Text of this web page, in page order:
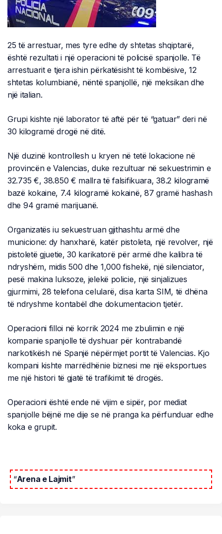
25 të arrestuar, mes tyre edhe dy shtetas shqiptarë,
është rezultati i një operacioni të policisë spanjolle. Të
arrestuarit e tjera ishin përkatësisht të kombësive, 12
shtetas kolumbianë, nëntë spanjollë, një meksikan dhe
një italian.
Grupi kishte një laborator të aftë për të “gatuar” deri në
30 kilogramë drogë në ditë.
Një duzinë kontrollesh u kryen në tetë lokacione në
provincën e Valencias, duke rezultuar në sekuestrimin e
32.735 €, 38.850 € mallra të falsifikuara, 38.2 kilogramë
bazë kokaine, 7.4 kilogramë kokainë, 87 gramë hashash
dhe 94 gramë marijuanë.
Organizatës iu sekuestruan gjithashtu armë dhe
municione: dy hanxharë, katër pistoleta, një revolver, një
pistoletë gjuetie, 30 karikatorë për armë dhe kalibra të
ndryshëm, midis 500 dhe 1,000 fishekë, një silenciator,
pesë makina luksoze, jelekë policie, një sinjalizues
gjurmimi, 28 telefona celularë, disa karta SIM, të dhëna
të ndryshme kontabël dhe dokumentacion tjetër.
Operacioni filloi në korrik 2024 me zbulimin e një
kompanie spanjolle të dyshuar për kontrabandë
narkotikësh në Spanjë nëpërmjet portit të Valencias. Kjo
kompani kishte marrëdhënie biznesi me një eksportues
me një histori të gjatë të trafikimit të drogës.
Operacioni është ende në vijim e sipër, por mediat
spanjolle bëjnë me dije se në pranga ka përfunduar edhe
koka e grupit.
“Arena e Lajmit”